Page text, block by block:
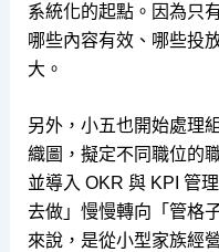
系統化的起點。因為只
哪些內容有效、哪些投
大。
另外，小五也開始處理
織圖，擬定不同職位的
並導入 OKR 與 KPI 管
去做」慢慢轉向「管格
來說，是從小型家族經